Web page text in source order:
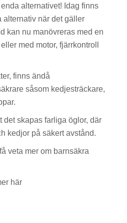
alternativet! Idag finns
alternativ när det gäller
kan nu manövreras med en
med motor, fjärrkontroll
finns ändå
såsom kedjesträckare,
det skapas farliga öglor, där
kedjor på säkert avstånd.
veta mer om barnsäkra
här